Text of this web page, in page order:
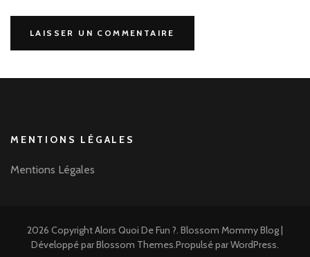
MENTIONS LÉGALES
Mentions Légales
2026 CopyrightAlors Quoi De Fun ? Blossom Mommy Blog |
Développé parBlossom Themes .Propulsé parWordPress